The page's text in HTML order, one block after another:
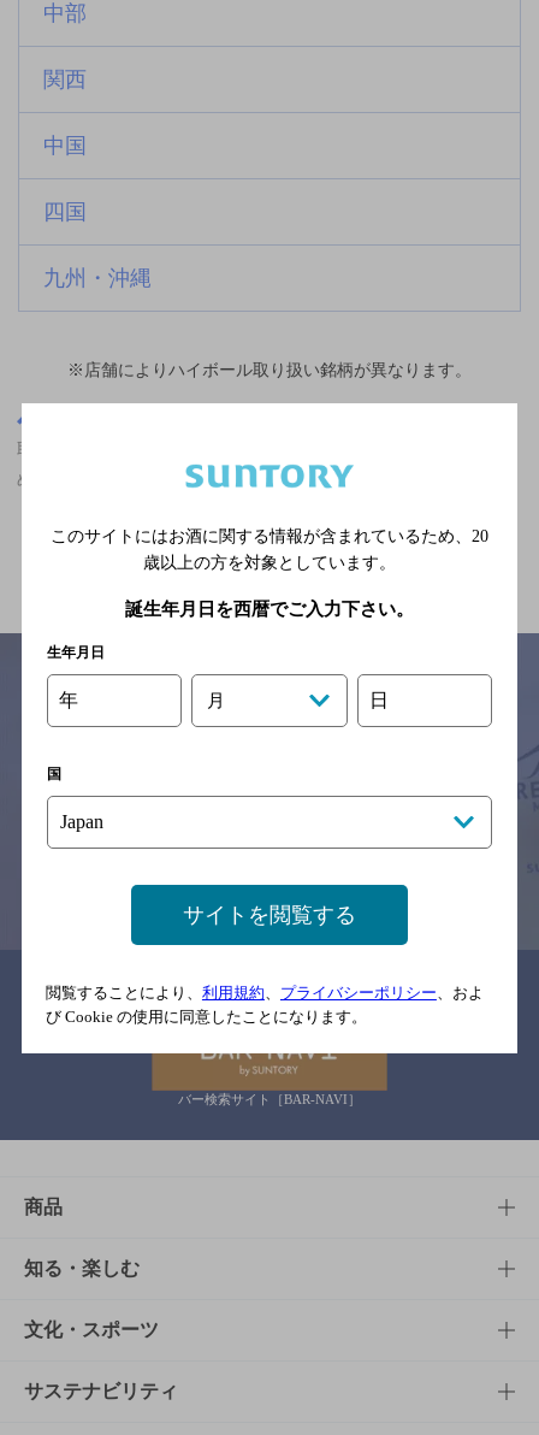
中部
関西
中国
四国
九州・沖縄
※店舗によりハイボール取り扱い銘柄が異なります。
取手駅(茨城県)周辺500m,ザ・プレミアム・モルツ香るエールが飲
める,食べ放題ありのお店
関連ページ
※それぞれのお店のメニューや営業時間などの掲載情報については、
予告なしに変更されることがありますので、
念のためお店にご確認の上ご来店くださいますようお願い申し上げま
情報提供：ぐるなび
関連リンク
バー検索サイト［BAR-NAVI］
商品
商品TOP
商品一覧
商品発売情報
知る・楽しむ
知る・楽しむTOP
キャンペーン
文化・スポーツ
文化・スポーツTOP
サステナビリティ
このサイトにはお酒に関する情報が含まれているため、 20
歳以上の方を対象としています。
誕生年月日を西暦でご入力下さい。
生年月日
年 月 日
国
サイトを閲覧する
閲覧することにより、 利用規約、 プライバシーポリシー、およ
び Cookie の使用に同意したことになります。